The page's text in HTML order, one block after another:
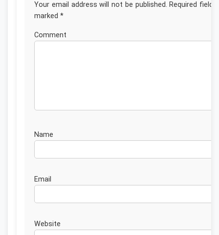
Your email address will not be published. Required fields
marked *
Website